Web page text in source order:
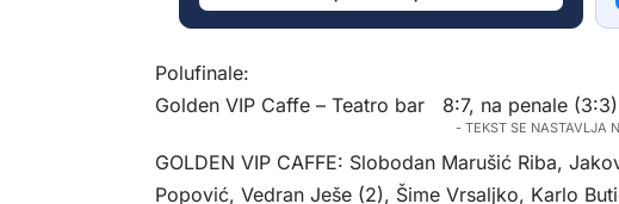
Polufinale:
Golden VIP Caffe – Teatro bar 8:7, na penale (3:3)
- TEKST SE NASTAVLJA
GOLDEN VIP CAFFE: Slobodan Marušić Riba,
Popović, Vedran Ješe (2), Šime Vrsaljko, Karlo